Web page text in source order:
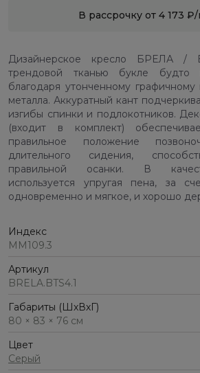
В рассрочку от 4 173
Дизайнерское кресло БРЕЛА /
трендовой тканью букле
благодаря утонченному графичному
металла. Аккуратный кант
изгибы спинки и подлокотников.
(входит в комплект)
правильное положение
длительного сидения,
правильной осанки. В
используется упругая пена, за
одновременно и мягкое, и хорошо
Индекс
ММ109.3
Артикул
BRELA.BTS4.1
Габариты (ШхВхГ)
80 × 83 × 76 см
Цвет
Серый